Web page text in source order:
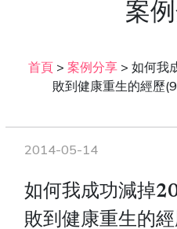
案
首頁 > 案例分享 > 如何我
敗到健康重生的經歷
2014-05-14
如何我成功減掉
敗到健康重生的